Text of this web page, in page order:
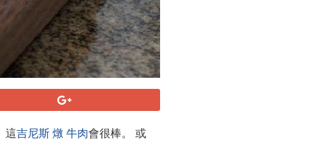
這吉尼斯 燉 牛肉會很棒。 或